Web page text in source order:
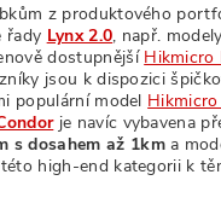
z produktového
řady Lynx 2.0, např. modely
dostupnější Hikmicro
jsou k dispozici
populární model
je navíc vybavena
s dosahem až 1kma
high-end kategorii k